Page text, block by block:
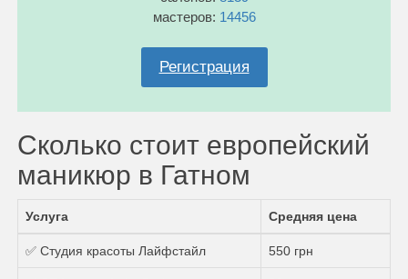
мастеров: 14456
Регистрация
Сколько стоит европейский
маникюр в Гатном
Услуга Средняя цена
✅ Студия красоты Лайфстайл 550 грн